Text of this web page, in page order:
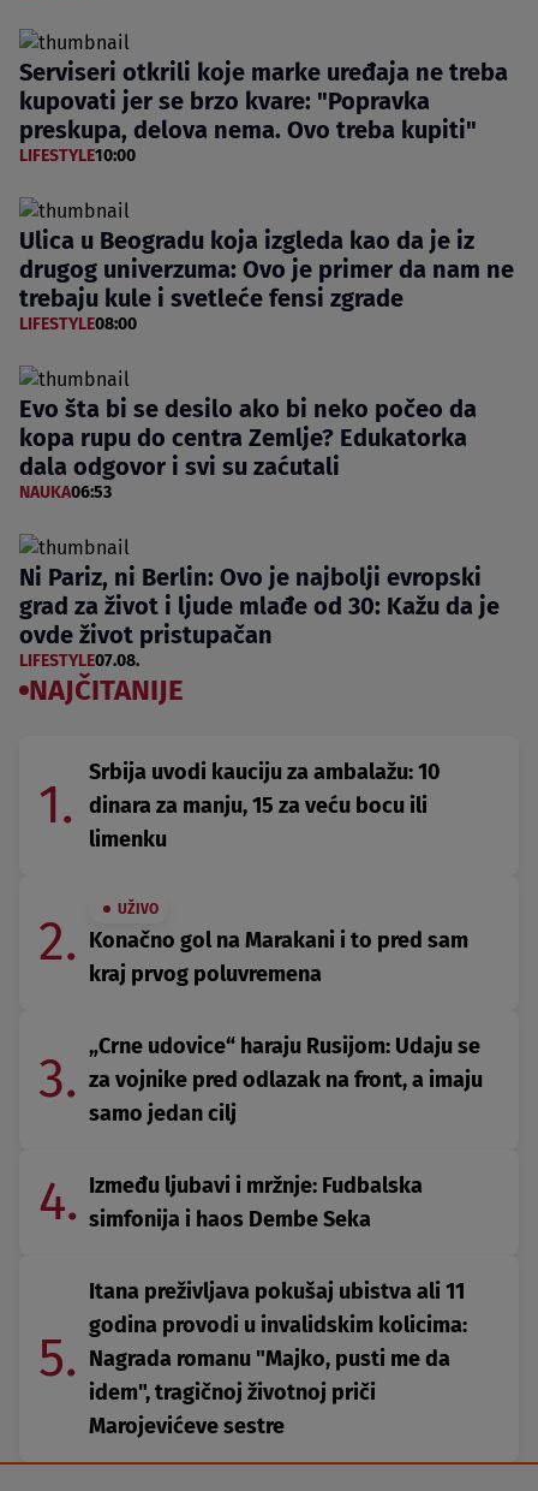
Serviseri otkrili koje marke uređaja ne treba
kupovati jer se brzo kvare: "Popravka
preskupa, delova nema. Ovo treba kupiti"
LIFESTYLE10:00
Ulica u Beogradu koja izgleda kao da je iz
drugog univerzuma: Ovo je primer da nam ne
trebaju kule i svetleće fensi zgrade
LIFESTYLE08:00
Evo šta bi se desilo ako bi neko počeo da
kopa rupu do centra Zemlje? Edukatorka
dala odgovor i svi su zaćutali
NAUKA06:53
Ni Pariz, ni Berlin: Ovo je najbolji evropski
grad za život i ljude mlađe od 30: Kažu da je
ovde život pristupačan
LIFESTYLE07.08.
NAJČITANIJE
1.
Srbija uvodi kauciju za ambalažu: 10
dinara za manju, 15 za veću bocu ili
limenku
2.
UŽIVO
Konačno gol na Marakani i to pred sam
kraj prvog poluvremena
3.
„Crne udovice“ haraju Rusijom: Udaju se
za vojnike pred odlazak na front, a imaju
samo jedan cilj
4. Između ljubavi i mržnje: Fudbalska
simfonija i haos Dembe Seka
5.
Itana preživljava pokušaj ubistva ali 11
godina provodi u invalidskim kolicima:
Nagrada romanu "Majko, pusti me da
idem", tragičnoj životnoj priči
Marojevićeve sestre